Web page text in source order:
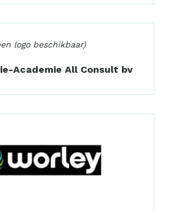
logo beschikbaar)
Academie All Consult bv